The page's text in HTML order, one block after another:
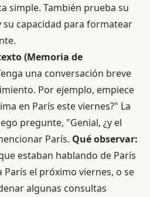
simple. También prueba su
capacidad para formatear
(Memoria de
una conversación breve
Por ejemplo, empiece
en París este viernes?" La
pregunte, "Genial, ¿y el
París. Qué observar:
estaban hablando de París
París el próximo viernes, o se
algunas consultas